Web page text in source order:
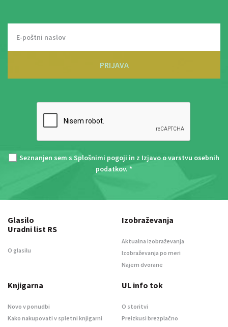
PRIJAVA
Seznanjen sem s Splošnimi pogoji in z Izjavo o varstvu osebnih
podatkov. *
Glasilo
Uradni list RS
O glasilu
Izobraževanja
Aktualna izobraževanja
Izobraževanja po meri
Najem dvorane
Knjigarna
Novo v ponudbi
Kako nakupovati v spletni knjigarni
UL info tok
O storitvi
Preizkusi brezplačno